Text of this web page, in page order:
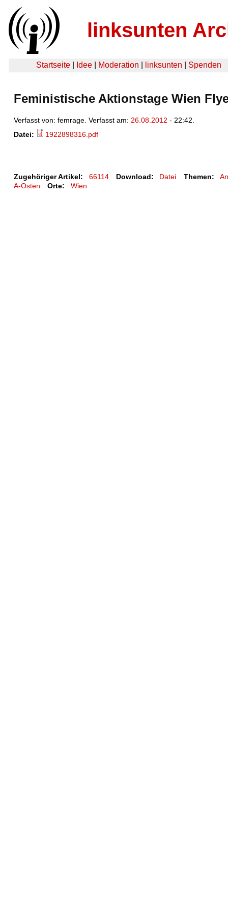
linksunten
Startseite Idee Moderation linksunten Spenden
Feministische Aktionstage Wien
Verfasst von: femrage. Verfasst am: 26.08.2012 - 22:42.
Datei:
1922898316.pdf
Zugehöriger Artikel: 66114 Download: Datei Themen:
A-Osten
Orte: Wien